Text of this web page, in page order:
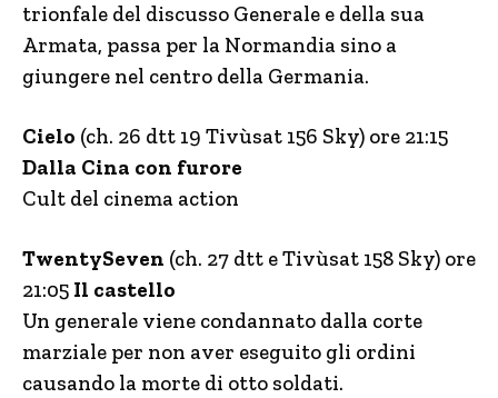
trionfale del discusso Generale e della sua
Armata, passa per la Normandia sino a
giungere nel centro della Germania.
Cielo (ch. 26 dtt 19 Tivùsat 156 Sky) ore 21:15
Dalla Cina con furore
Cult del cinema action
TwentySeven (ch. 27 dtt e Tivùsat 158 Sky) ore
21:05 Il castello
Un generale viene condannato dalla corte
marziale per non aver eseguito gli ordini
causando la morte di otto soldati.